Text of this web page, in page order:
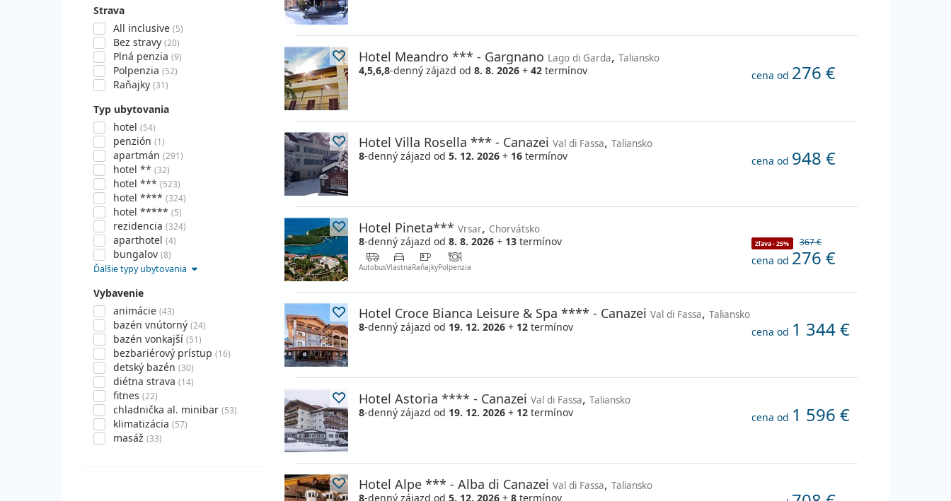
Strava
All inclusive (5)
Bez stravy (20)
Plná penzia (9)
Polpenzia (52)
Raňajky (31)
Typ ubytovania
hotel (54)
penzión (1)
apartmán (291)
hotel ** (32)
hotel *** (523)
hotel **** (324)
hotel ***** (5)
rezidencia (324)
aparthotel (4)
bungalov (8)
Ďalšie typy ubytovania
Vybavenie
animácie (43)
bazén vnútorný (24)
bazén vonkajší (51)
bezbariérový prístup (16)
detský bazén (30)
diétna strava (14)
fitnes (22)
chladnička al. minibar (53)
klimatizácia (57)
masáž (33)
Hotel Meandro *** - Gargnano Lago di Garda, Taliansko
4,5,6,8-denný zájazd od 8. 8. 2026 + 42 termínov cena od 276 €
Hotel Villa Rosella *** - Canazei Val di Fassa, Taliansko
8-denný zájazd od 5. 12. 2026 + 16 termínov cena od 948 €
Hotel Pineta*** Vrsar, Chorvátsko
8-denný zájazd od 8. 8. 2026 + 13 termínov
AutobusVlastnáRaňajkyPolpenzia
Zľava - 25% 367 €
cena od 276 €
Hotel Croce Bianca Leisure & Spa **** - Canazei Val di Fassa, Taliansko
8-denný zájazd od 19. 12. 2026 + 12 termínov cena od 1 344 €
Hotel Astoria **** - Canazei Val di Fassa, Taliansko
8-denný zájazd od 19. 12. 2026 + 12 termínov cena od 1 596 €
Hotel Alpe *** - Alba di Canazei Val di Fassa, Taliansko
8-denný zájazd od 5. 12. 2026 + 8 termínov